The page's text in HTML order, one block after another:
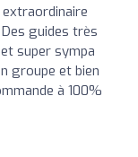
extraordinaire
guides très
super sympa
groupe et bien
à 100%